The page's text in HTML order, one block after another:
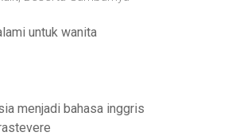
untuk wanita
menjadi bahasa inggris